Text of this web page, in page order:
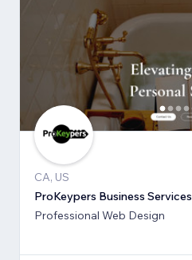
CA, US
ProKeypers Business Services
Professional Web Design